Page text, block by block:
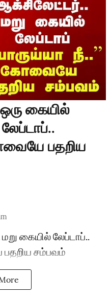
கையில்
பதறிய
கையில் லேப்டாப்..
பதறிய சம்பவம்